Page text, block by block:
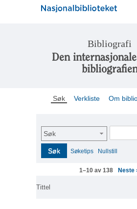
Bibliografi
Den
Søk Verkliste Om
Søk
Søk Søketips Nullstill
1–10 av 138 Neste
Tittel